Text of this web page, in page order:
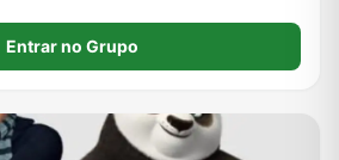
MEMBROS DO GRUPO 🌸⃝҈✅ CONVERSAR, BRI
Entrar no Grupo